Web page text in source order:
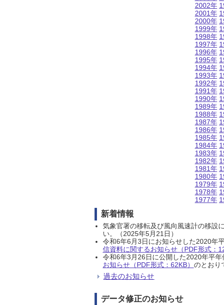
2002年
2001年
2000年
1999年
1998年
1997年
1996年
1995年
1994年
1993年
1992年
1991年
1990年
1989年
1988年
1987年
1986年
1985年
1984年
1983年
1982年
1981年
1980年
1979年
1978年
1977年
新着情報
気象官署の移転及び風向風速計の移設
い。（2025年5月21日）
令和6年6月3日にお知らせした2020年
信資料に関するお知らせ（PDF形式：
令和6年3月26日に公開した2020年平
お知らせ（PDF形式：62KB） のとおり
過去のお知らせ
データ修正のお知らせ